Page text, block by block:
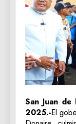
‎San Juan
2025.-El